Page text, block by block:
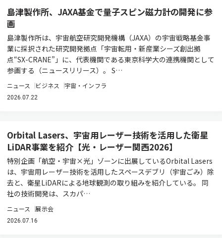
島津製作所、JAXA基金で量子スピン磁力計の開発に参
画
島津製作所は、宇宙航空研究開発機構（JAXA）の宇宙戦略基金事
業に採択された研究開発拠点「宇宙転用・新産業シーズ創出拠
点“SX-CRANE”」に、代表機関である東京科学大の連携機関として
参画する（ニュースリリース）。 S…
ニュース ビジネス 宇宙・インフラ
2026.07.22
Orbital Lasers、宇宙用レーザー技術を活用した衛星
LiDAR事業を紹介【光・レーザー関西2026】
特別企画「航空・宇宙×光」ゾーンに出展しているOrbital Lasers
は、宇宙用レーザー技術を活用したスペースデブリ（宇宙ごみ）除
去と、衛星LiDARによる地球観測の取り組みを紹介している。 同
社の技術開発は、スカパ…
ニュース 展示会
2026.07.16